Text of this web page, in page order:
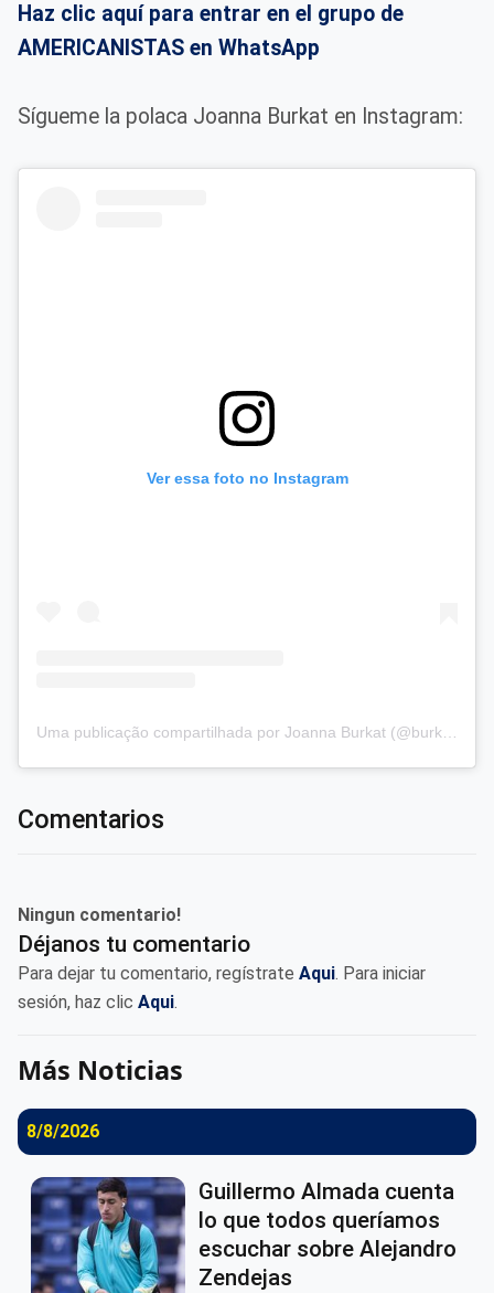
Haz clic aquí para entrar en el grupo de
AMERICANISTAS en WhatsApp
Sígueme la polaca Joanna Burkat en Instagram:
Ver essa foto no Instagram
Comentarios
Ningun comentario!
Déjanos tu comentario
Para dejar tu comentario, regístrate Aqui. Para iniciar
sesión, haz clic Aqui.
Más Noticias
8/8/2026
Guillermo Almada cuenta
lo que todos queríamos
escuchar sobre Alejandro
Zendejas